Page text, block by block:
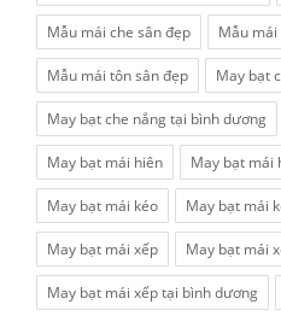
Mẫu mái che sân đẹp Mẫu
Mẫu mái tôn sân đẹp May bạt
May bạt che nắng tại bình dương
May bạt mái hiên May bạt mái
May bạt mái kéo May bạt mái
May bạt mái xếp May bạt mái
May bạt mái xếp tại bình dương